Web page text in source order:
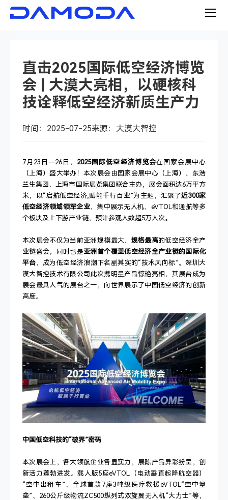
直击2025国际低空经济博览
会 | 大漠大亮相，以硬核科
技诠释低空经济新质生产力
时间：2025-07-25来源：大漠大智控
7月23日—26日， 2025国际低空经济博览会在国家会展中心
（上海）盛大举办！本次展会由国家会展中心（上海）、东浩
兰生集团、上海市国际展览集团联合主办，展会面积达6万平方
米，以“启航低空经济,赋能千行百业”为主题，汇聚了近300家
低空经济领域领军企业，集中展示无人机、eVTOL和通航等多
个板块及上下游产业链，预计参观人数超5万人次。
本次展会不仅为当前亚洲规模最大、 规格最高的低空经济全产
业链盛会，同时也是亚洲首个覆盖低空经济全产业链的国际化
平台 ，成为低空经济浪潮下名副其实的“技术风向标”。深圳大
漠大智控技术有限公司此次携明星产品惊艳亮相，其展台成为
展会最具人气的展台之一，向世界展示了中国低空经济的创新
高度。
中国低空科技的“破界”密码
本次展会上，各大领航企业各显实力，展陈产品异彩纷呈，创
新活力蓬勃迸发。载人版5座eVTOL（电动垂直起降航空器）
“空中出租车”、全球首款7座3吨级医疗救援eVTOL“空中堡
垒”、260公斤级物流ZC500纵列式双旋翼无人机“大力士”等，